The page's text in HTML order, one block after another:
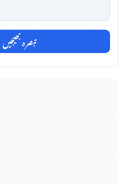
تبصرہ بھیجیں